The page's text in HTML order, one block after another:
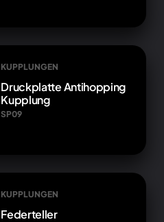
KUPPLUNGEN
Druckplatte Antihopping
Kupplung
SP09
KUPPLUNGEN
Federteller